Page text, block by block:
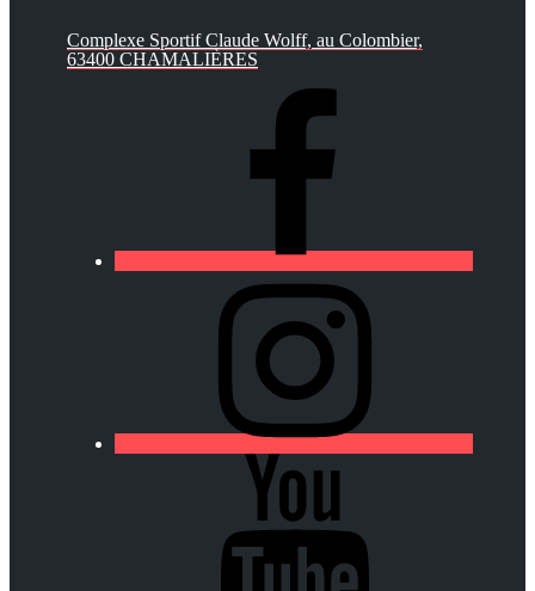
Complexe Sportif Claude Wolff, au Colombier,
63400 CHAMALIÈRES
chamalieres.fr/wp-
content/uploads/2020/03/
chamalieres.fr/wp-